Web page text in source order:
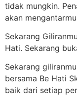
tidak mungkin.
akan
Sekarang
Hati. Sekarang
Sekarang
bersama Be Hati
baik dari setiap